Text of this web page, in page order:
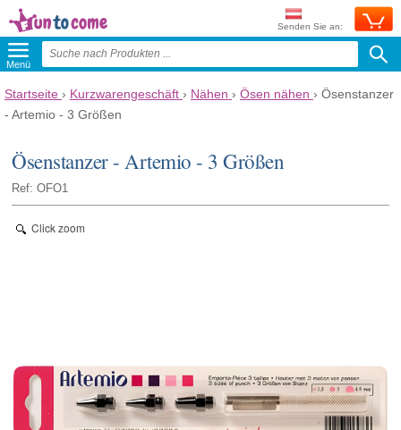
Senden Sie an:
Menü
Startseite › Kurzwarengeschäft › Nähen › Ösen nähen › Ösenstanzer
- Artemio - 3 Größen
Ösenstanzer - Artemio - 3 Größen
Ref: OFO1
Click zoom